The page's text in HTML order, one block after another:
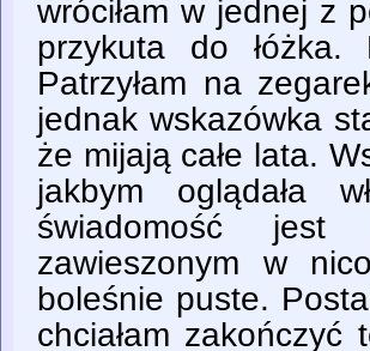
wróciłam w jednej z
przykuta do łóżka.
Patrzyłam na
jednak wskazówka
że mijają całe lata.
jakbym oglądała
świadomość jest
zawieszonym w
boleśnie puste.
chciałam